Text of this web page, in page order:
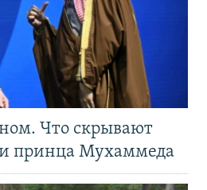
Что скрывают
принца Мухаммеда